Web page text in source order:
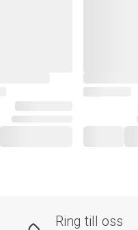
Ring till oss